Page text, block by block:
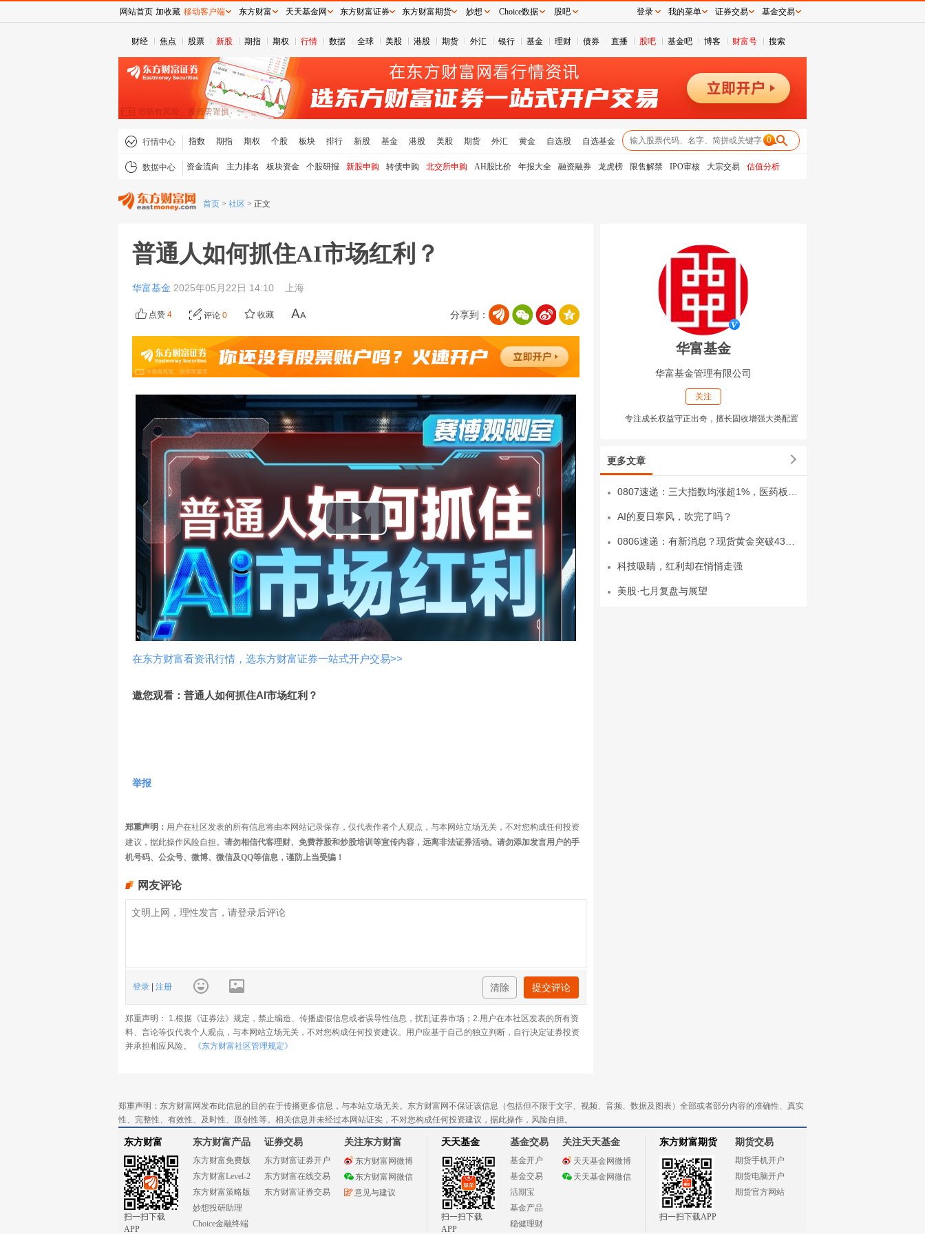
财经 焦点 股票 新股 期指 期权 行情 数据 全球 美股 港股 期货 外汇 银行 基金 理财 债券 直播 股吧 基金吧 博客 财富号 搜索
行情中心 指数 期指 期权 个股 板块 排行 新股 基金 港股 美股 期货 外汇 黄金 自选股 自选基金 0
数据中心 资金流向 主力排名 板块资金 个股研报 新股申购 转债申购 北交所申购 AH股比价 年报大全 融资融券 龙虎榜 限售解禁 IPO审核 大宗交易 估值分析
首页 > 社区 > 正文
普通人如何抓住AI市场红利？
华富基金 2025年05月22日 14:10 上海
分享到：
点赞 4 评论 0 收藏
播
放
视
频
在东方财富看资讯行情，选东方财富证券一站式开户交易>>
邀您观看：普通人如何抓住AI市场红利？
举报
郑重声明： 用户在社区发表的所有信息将由本网站记录保存，仅代表作者个人观点，与本网站立场无关，不对您构成任何投资
建议，据此操作风险自担。 请勿相信代客理财、免费荐股和炒股培训等宣传内容，远离非法证券活动。请勿添加发言用户的手
机号码、公众号、微博、微信及QQ等信息，谨防上当受骗！
网友评论
登录 注册 清除 提交评论
郑重声明： 1.根据《证券法》规定，禁止编造、传播虚假信息或者误导性信息，扰乱证券市场；2.用户在本社区发表的所有资
料、言论等仅代表个人观点，与本网站立场无关，不对您构成任何投资建议。用户应基于自己的独立判断，自行决定证券投资
并承担相应风险。
《东方财富社区管理规定》
华富基金
华富基金管理有限公司
关注
专注成长权益守正出奇，擅长固收增强大类配置
更多文章
AI的夏日寒风，吹完了吗？
科技吸睛，红利却在悄悄走强
美股·七月复盘与展望
郑重声明：东方财富网发布此信息的目的在于传播更多信息，与本站立场无关。东方财富网不保证该信息（包括但不限于文字、视频、音频、数据及图表）全部或者部分内容的准确性、真实
性、完整性、有效性、及时性、原创性等。相关信息并未经过本网站证实，不对您构成任何投资建议，据此操作，风险自担。
东方财富
扫一扫下载
APP
东方财富产品
东方财富免费版
东方财富Level-2
东方财富策略版
妙想投研助理
Choice金融终端
证券交易
东方财富证券开户
东方财富在线交易
东方财富证券交易
关注东方财富
东方财富网微博
东方财富网微信
意见与建议
天天基金
扫一扫下载
APP
基金交易
基金开户
基金交易
活期宝
基金产品
稳健理财
关注天天基金
天天基金网微博
天天基金网微信
东方财富期货
扫一扫下载APP
期货交易
期货手机开户
期货电脑开户
期货官方网站
网站首页 加收藏 移动客户端 东方财富 天天基金网 东方财富证券 东方财富期货 妙想 Choice数据 股吧 登录 我的菜单 证券交易 基金交易